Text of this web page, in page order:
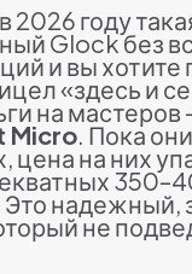
2026 году
Glock без
и вы хотите
«здесь и
на мастеров
Micro. Пока
цена на них
Это надежный,
не